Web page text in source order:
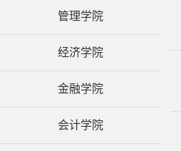
管理学院
经济学院
金融学院
会计学院